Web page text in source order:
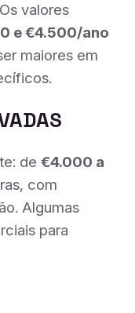
valores
e €4.500/ano
maiores em
de€4.000 a
com
Algumas
para